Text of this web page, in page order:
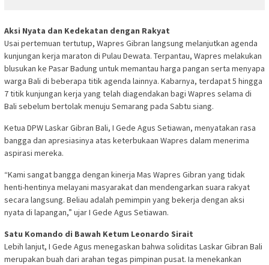
Aksi Nyata dan Kedekatan dengan Rakyat
Usai pertemuan tertutup, Wapres Gibran langsung melanjutkan agenda
kunjungan kerja maraton di Pulau Dewata. Terpantau, Wapres melakukan
blusukan ke Pasar Badung untuk memantau harga pangan serta menyapa
warga Bali di beberapa titik agenda lainnya. Kabarnya, terdapat 5 hingga
7 titik kunjungan kerja yang telah diagendakan bagi Wapres selama di
Bali sebelum bertolak menuju Semarang pada Sabtu siang.
Ketua DPW Laskar Gibran Bali, I Gede Agus Setiawan, menyatakan rasa
bangga dan apresiasinya atas keterbukaan Wapres dalam menerima
aspirasi mereka.
“Kami sangat bangga dengan kinerja Mas Wapres Gibran yang tidak
henti-hentinya melayani masyarakat dan mendengarkan suara rakyat
secara langsung. Beliau adalah pemimpin yang bekerja dengan aksi
nyata di lapangan,” ujar I Gede Agus Setiawan.
Satu Komando di Bawah Ketum Leonardo Sirait
Lebih lanjut, I Gede Agus menegaskan bahwa soliditas Laskar Gibran Bali
merupakan buah dari arahan tegas pimpinan pusat. Ia menekankan